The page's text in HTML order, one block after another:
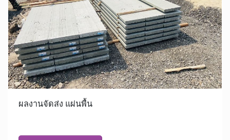
ผลงานจัดส่ง แผ่นพื้น